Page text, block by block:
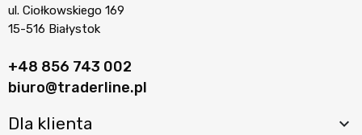
ul. Ciołkowskiego 169
15-516 Białystok
+48 856 743 002
biuro@traderline.pl
Dla klienta 